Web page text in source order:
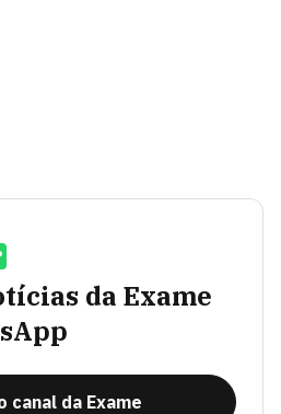
da Exame
canal da Exame